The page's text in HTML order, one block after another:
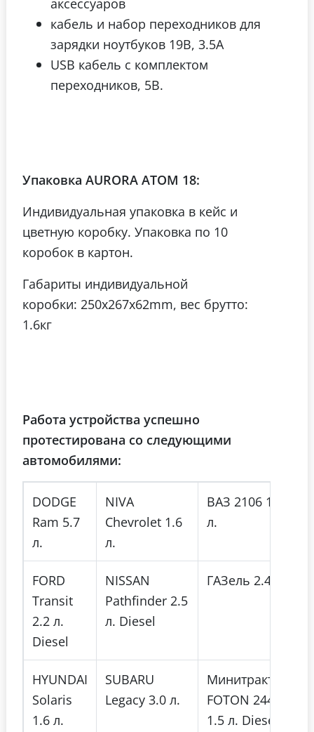
кабель и набор переходников для
зарядки ноутбуков 19В, 3.5А
USB кабель с комплектом
переходников, 5В.
Упаковка AURORA ATOM 18:
Индивидуальная упаковка в кейс и
цветную коробку. Упаковка по 10
коробок в картон.
Габариты индивидуальной
коробки: 250x267x62mm, вес брутто:
1.6кг
Работа устройства успешно
протестирована со следующими
автомобилями:
DODGE
Ram 5.7
л.
NIVA
Chevrolet 1.6
л.
ВАЗ 2106 1.6
л.
FORD
Transit
2.2 л.
Diesel
NISSAN
Pathfinder 2.5
л. Diesel
ГАЗель 2.4 л.
HYUNDAI
Solaris
1.6 л.
SUBARU
Legacy 3.0 л.
Минитрактор
FOTON 244
1.5 л. Diesel